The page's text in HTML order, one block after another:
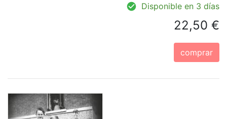
Disponible en 3 días
22,50 €
comprar